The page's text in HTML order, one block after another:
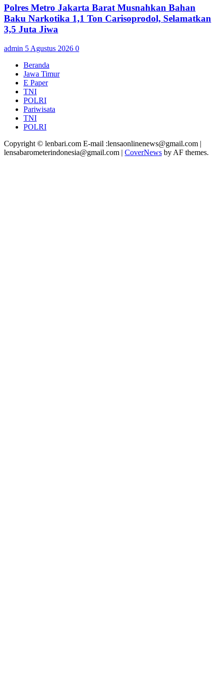
Polres Metro Jakarta Barat Musnahkan Bahan
Baku Narkotika 1,1 Ton Carisoprodol, Selamatkan
3,5 Juta Jiwa
admin 5 Agustus 2026 0
Beranda
Jawa Timur
E Paper
TNI
POLRI
Pariwisata
TNI
POLRI
Copyright © lenbari.com E-mail :lensaonlinenews@gmail.com |
lensabarometerindonesia@gmail.com | CoverNews by AF themes.